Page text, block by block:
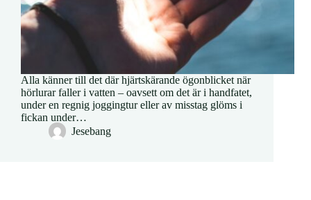
Alla känner till det där hjärtskärande ögonblicket när
hörlurar faller i vatten – oavsett om det är i handfatet,
under en regnig joggingtur eller av misstag glöms i
fickan under…
Jesebang